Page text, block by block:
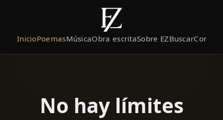
InicioPoemasMúsicaObra escritaSobre EZBuscar
No hay límites